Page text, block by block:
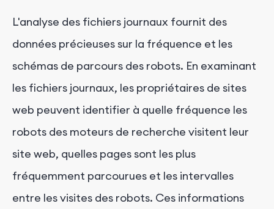
L'analyse des fichiers journaux fournit des
données précieuses sur la fréquence et les
schémas de parcours des robots. En examinant
les fichiers journaux, les propriétaires de sites
web peuvent identifier à quelle fréquence les
robots des moteurs de recherche visitent leur
site web, quelles pages sont les plus
fréquemment parcourues et les intervalles
entre les visites des robots. Ces informations